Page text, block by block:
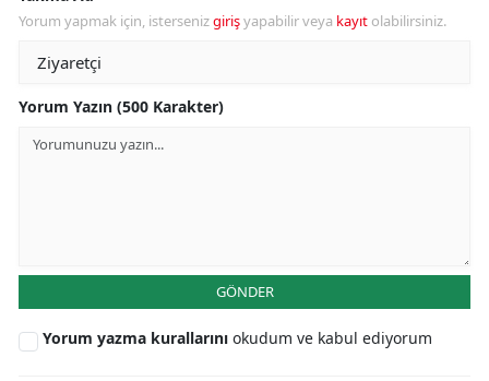
Yorum yapmak için, istersenizgirişyapabilir veya kayıt olabilirsiniz.
Yorum Yazın (500 Karakter)
GÖNDER
Yorum yazma kurallarını okudum ve kabul ediyorum